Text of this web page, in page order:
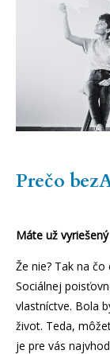
Prečo
Máte už
Že nie? Tak na
Sociálnej
vlastníctve. Bola
život. Teda,
je pre vás